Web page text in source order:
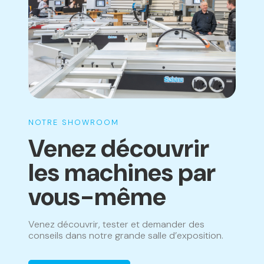
NOTRE SHOWROOM
Venez découvrir
les machines par
vous-même
Venez découvrir, tester et demander des
conseils dans notre grande salle d’exposition.